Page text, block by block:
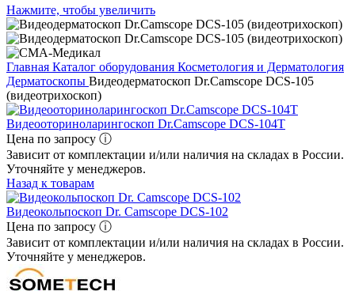
Нажмите, чтобы увеличить
Главная Каталог оборудования Косметология и Дерматология
Дерматоскопы Видеодерматоскоп Dr.Camscope DCS-105
(видеотрихоскоп)
Видеооториноларингоскоп Dr.Camscope DCS-104T
Цена по запросу ⓘ
Зависит от комплектации и/или наличия на складах в России.
Уточняйте у менеджеров.
Назад к товарам
Видеокольпоскоп Dr. Camscope DCS-102
Цена по запросу ⓘ
Зависит от комплектации и/или наличия на складах в России.
Уточняйте у менеджеров.